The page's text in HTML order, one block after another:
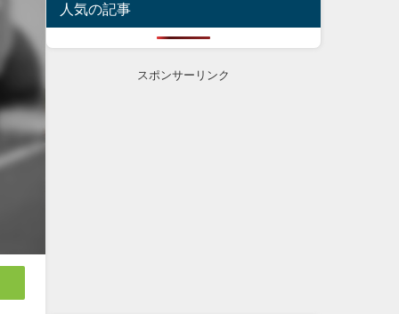
人気の記事
スポンサーリンク